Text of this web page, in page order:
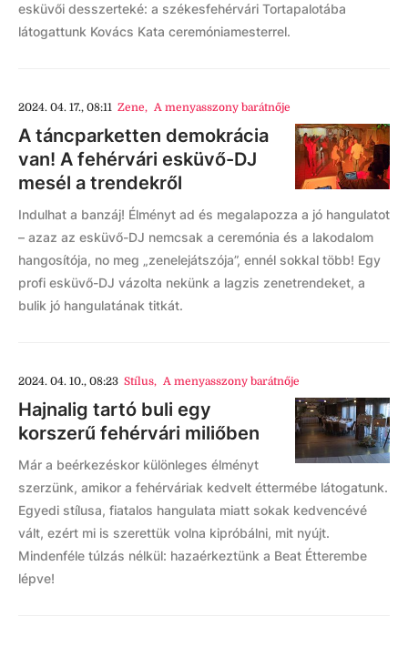
esküvői desszerteké: a székesfehérvári Tortapalotába
látogattunk Kovács Kata ceremóniamesterrel.
2024. 04. 17., 08:11 Zene, A menyasszony barátnője
A táncparketten demokrácia
van! A fehérvári esküvő-DJ
mesél a trendekről
Indulhat a banzáj! Élményt ad és megalapozza a jó hangulatot
– azaz az esküvő-DJ nemcsak a ceremónia és a lakodalom
hangosítója, no meg „zenelejátszója”, ennél sokkal több! Egy
profi esküvő-DJ vázolta nekünk a lagzis zenetrendeket, a
bulik jó hangulatának titkát.
2024. 04. 10., 08:23 Stílus, A menyasszony barátnője
Hajnalig tartó buli egy
korszerű fehérvári miliőben
Már a beérkezéskor különleges élményt
szerzünk, amikor a fehérváriak kedvelt éttermébe látogatunk.
Egyedi stílusa, fiatalos hangulata miatt sokak kedvencévé
vált, ezért mi is szerettük volna kipróbálni, mit nyújt.
Mindenféle túlzás nélkül: hazaérkeztünk a Beat Étterembe
lépve!